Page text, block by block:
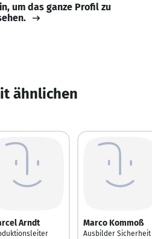
um das ganze Profil zu
ähnlichen
Arndt Marco Kommoß
Ausbilder Sicherheit